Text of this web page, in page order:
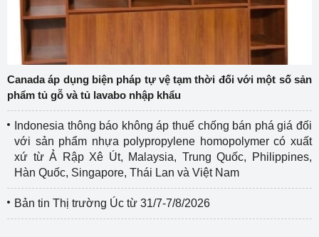
Canada áp dụng biện pháp tự vệ tạm thời đối với một số sản
phẩm tủ gỗ và tủ lavabo nhập khẩu
Indonesia thông báo không áp thuế chống bán phá giá đối
với sản phẩm nhựa polypropylene homopolymer có xuất
xứ từ Ả Rập Xê Út, Malaysia, Trung Quốc, Philippines,
Hàn Quốc, Singapore, Thái Lan và Việt Nam
Bản tin Thị trường Úc từ 31/7-7/8/2026